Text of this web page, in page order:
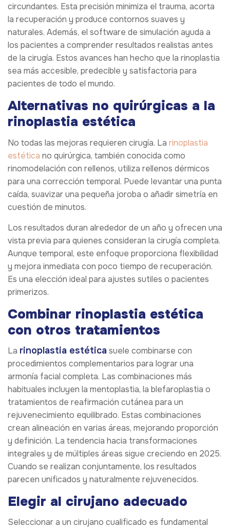
circundantes. Esta precisión minimiza el trauma, acorta
la recuperación y produce contornos suaves y
naturales. Además, el software de simulación ayuda a
los pacientes a comprender resultados realistas antes
de la cirugía. Estos avances han hecho que la rinoplastia
sea más accesible, predecible y satisfactoria para
pacientes de todo el mundo.
Alternativas no quirúrgicas a la
rinoplastia estética
No todas las mejoras requieren cirugía. La rinoplastia
estética no quirúrgica, también conocida como
rinomodelación con rellenos, utiliza rellenos dérmicos
para una corrección temporal. Puede levantar una punta
caída, suavizar una pequeña joroba o añadir simetría en
cuestión de minutos.
Los resultados duran alrededor de un año y ofrecen una
vista previa para quienes consideran la cirugía completa.
Aunque temporal, este enfoque proporciona flexibilidad
y mejora inmediata con poco tiempo de recuperación.
Es una elección ideal para ajustes sutiles o pacientes
primerizos.
Combinar rinoplastia estética
con otros tratamientos
La rinoplastia estéticasuele combinarse con
procedimientos complementarios para lograr una
armonía facial completa. Las combinaciones más
habituales incluyen la mentoplastia, la blefaroplastia o
tratamientos de reafirmación cutánea para un
rejuvenecimiento equilibrado. Estas combinaciones
crean alineación en varias áreas, mejorando proporción
y definición. La tendencia hacia transformaciones
integrales y de múltiples áreas sigue creciendo en 2025.
Cuando se realizan conjuntamente, los resultados
parecen unificados y naturalmente rejuvenecidos.
Elegir al cirujano adecuado
Seleccionar a un cirujano cualificado es fundamental